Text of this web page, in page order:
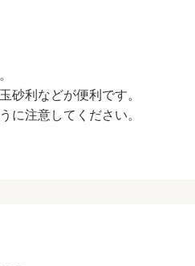
砂利などが便利です。
に注意してください。